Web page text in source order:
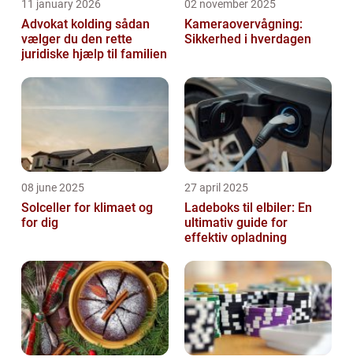
11 january 2026
Advokat kolding sådan
vælger du den rette
juridiske hjælp til familien
02 november 2025
Kameraovervågning:
Sikkerhed i hverdagen
08 june 2025
Solceller for klimaet og
for dig
27 april 2025
Ladeboks til elbiler: En
ultimativ guide for
effektiv opladning